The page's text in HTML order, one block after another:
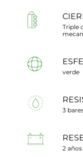
Triple
verde
3
2